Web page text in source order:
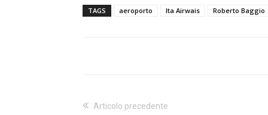
TAGS aeroporto Ita Airwais Roberto Baggio
Articolo precedente